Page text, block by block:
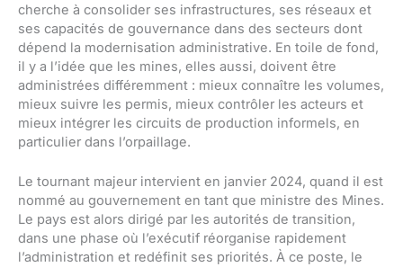
cherche à consolider ses infrastructures, ses réseaux et
ses capacités de gouvernance dans des secteurs dont
dépend la modernisation administrative. En toile de fond,
il y a l’idée que les mines, elles aussi, doivent être
administrées différemment : mieux connaître les volumes,
mieux suivre les permis, mieux contrôler les acteurs et
mieux intégrer les circuits de production informels, en
particulier dans l’orpaillage.
Le tournant majeur intervient en janvier 2024, quand il est
nommé au gouvernement en tant que ministre des Mines.
Le pays est alors dirigé par les autorités de transition,
dans une phase où l’exécutif réorganise rapidement
l’administration et redéfinit ses priorités. À ce poste, le